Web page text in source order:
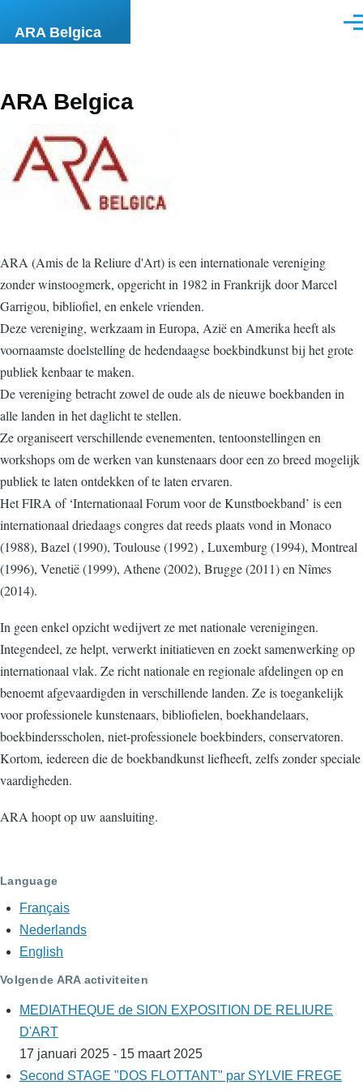
ARA Belgica
ARA Belgica
ARA (Amis de la Reliure d'Art) is een internationale vereniging
zonder winstoogmerk, opgericht in 1982 in Frankrijk door Marcel
Garrigou, bibliofiel, en enkele vrienden.
Deze vereniging, werkzaam in Europa, Azië en Amerika heeft als
voornaamste doelstelling de hedendaagse boekbindkunst bij het grote
publiek kenbaar te maken.
De vereniging betracht zowel de oude als de nieuwe boekbanden in
alle landen in het daglicht te stellen.
Ze organiseert verschillende evenementen, tentoonstellingen en
workshops om de werken van kunstenaars door een zo breed mogelijk
publiek te laten ontdekken of te laten ervaren.
Het FIRA of ‘Internationaal Forum voor de Kunstboekband’ is een
internationaal driedaags congres dat reeds plaats vond in Monaco
(1988), Bazel (1990), Toulouse (1992) , Luxemburg (1994), Montreal
(1996), Venetië (1999), Athene (2002), Brugge (2011) en Nîmes
(2014).
In geen enkel opzicht wedijvert ze met nationale verenigingen.
Integendeel, ze helpt, verwerkt initiatieven en zoekt samenwerking op
internationaal vlak. Ze richt nationale en regionale afdelingen op en
benoemt afgevaardigden in verschillende landen. Ze is toegankelijk
voor professionele kunstenaars, bibliofielen, boekhandelaars,
boekbindersscholen, niet-professionele boekbinders, conservatoren.
Kortom, iedereen die de boekbandkunst liefheeft, zelfs zonder speciale
vaardigheden.
ARA hoopt op uw aansluiting.
Language
Français
Nederlands
English
Volgende ARA activiteiten
MEDIATHEQUE de SION EXPOSITION DE RELIURE
D'ART
17 januari 2025 - 15 maart 2025
Second STAGE "DOS FLOTTANT" par SYLVIE FREGE